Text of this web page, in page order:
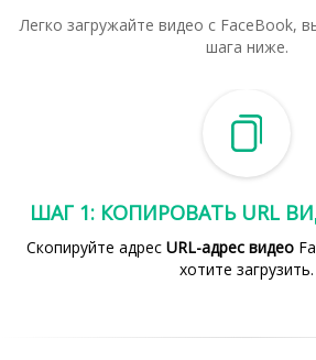
Легко загружайте видео с FaceBook,
шага ниже.
ШАГ 1: КОПИРОВАТЬ URL
Скопируйте адрес URL-адрес видео
хотите загрузить.